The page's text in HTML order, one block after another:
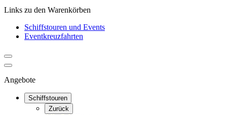
Links zu den Warenkörben
Schiffstouren und Events
Eventkreuzfahrten
Angebote
Schiffstouren
Zurück